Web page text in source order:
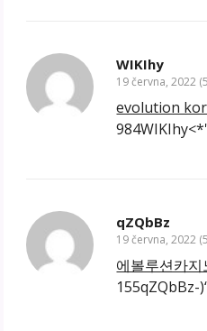
WIKIhy
19 června, 2022
evolution
984WIKIhy<*'
qZQbBz
19 června, 2022
에볼루션카지
155qZQbBz-)‘